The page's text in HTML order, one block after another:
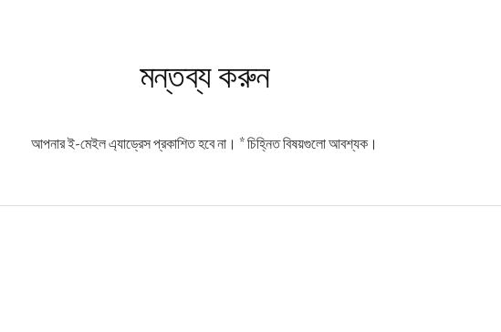
মন্তব্য করুন
আপনার ই-মেইল এ্যাড্রেস প্রকাশিত হবে না। *চিহ্নিত বিষয়গুলো আবশ্যক।